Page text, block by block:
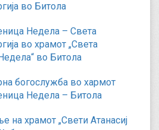
во Битола
Недела – Света
во храмот „Света
во Битола
богослужба во хармот
Недела – Битола
на храмот „Свети Атанасиј